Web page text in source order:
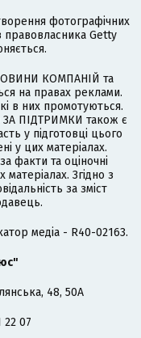
фотографічних
правовласника Getty
КОМПАНІЙ та
на правах реклами.
в них промотуються.
ПІДТРИМКИ також є
у підготовці цього
у цих матеріалах.
факти та оціночні
Згідно з
за зміст
медіа - R40-02163.
48, 50А
22 07